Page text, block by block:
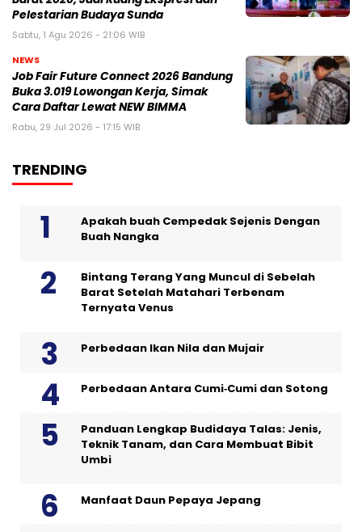
Pelestarian Budaya Sunda
Sabtu, 1 Agu 2026 - 21:06 WIB
NEWS
Job Fair Future Connect 2026 Bandung
Buka 3.019 Lowongan Kerja, Simak
Cara Daftar Lewat NEW BIMMA
Rabu, 29 Jul 2026 - 17:15 WIB
TRENDING
Apakah buah Cempedak Sejenis Dengan
Buah Nangka
Bintang Terang Yang Muncul di Sebelah
Barat Setelah Matahari Terbenam
Ternyata Venus
Perbedaan Ikan Nila dan Mujair
Perbedaan Antara Cumi‑Cumi dan Sotong
Panduan Lengkap Budidaya Talas: Jenis,
Teknik Tanam, dan Cara Membuat Bibit
Umbi
Manfaat Daun Pepaya Jepang